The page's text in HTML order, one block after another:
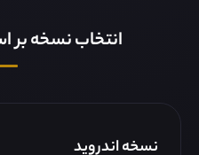
انتخاب نسخه
نسخه اندروید